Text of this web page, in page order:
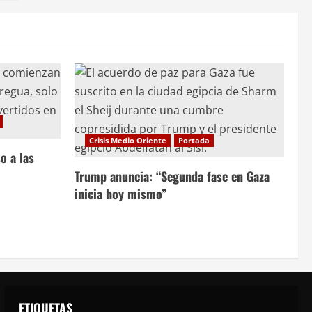
a las
Crisis Medio Oriente Portada
Trump anuncia: “Segunda fase en Gaza
inicia hoy mismo”
ETIQUETAS